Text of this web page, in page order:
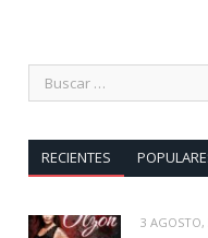
RECIENTES
3 AGOSTO,